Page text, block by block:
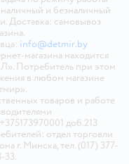
и безналичный
Доставка: самовывоз
info@detmir.by
магазина находится
Потребитель при этом
в любом магазине
товаров и работе
доб.213
отдел торговли
г. Минска, тел. (017) 377-
33.